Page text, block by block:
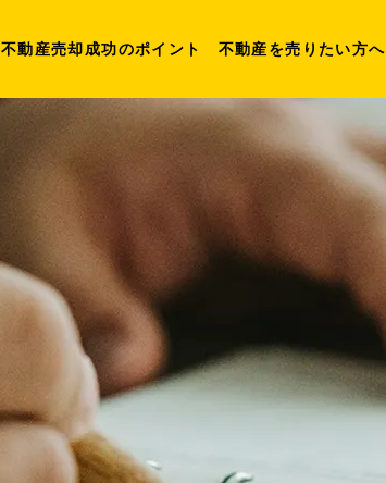
不動産売却成功のポイント 不動産を売りたい方へ